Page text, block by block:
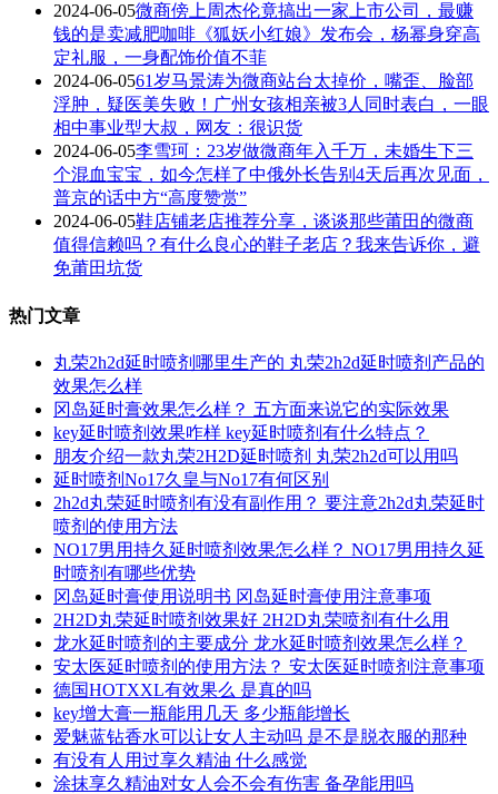
2024-06-05微商傍上周杰伦竟搞出一家上市公司，最赚
钱的是卖减肥咖啡《狐妖小红娘》发布会，杨幂身穿高
定礼服，一身配饰价值不菲
2024-06-0561岁马景涛为微商站台太掉价，嘴歪、脸部
浮肿，疑医美失败！广州女孩相亲被3人同时表白，一眼
相中事业型大叔，网友：很识货
2024-06-05李雪珂：23岁做微商年入千万，未婚生下三
个混血宝宝，如今怎样了中俄外长告别4天后再次见面，
普京的话中方“高度赞赏”
2024-06-05鞋店铺老店推荐分享，谈谈那些莆田的微商
值得信赖吗？有什么良心的鞋子老店？我来告诉你，避
免莆田坑货
热门文章
丸荣2h2d延时喷剂哪里生产的 丸荣2h2d延时喷剂产品的
效果怎么样
冈岛延时膏效果怎么样？ 五方面来说它的实际效果
key延时喷剂效果咋样 key延时喷剂有什么特点？
朋友介绍一款丸荣2H2D延时喷剂 丸荣2h2d可以用吗
延时喷剂No17久皇与No17有何区别
2h2d丸荣延时喷剂有没有副作用？ 要注意2h2d丸荣延时
喷剂的使用方法
NO17男用持久延时喷剂效果怎么样？ NO17男用持久延
时喷剂有哪些优势
冈岛延时膏使用说明书 冈岛延时膏使用注意事项
2H2D丸荣延时喷剂效果好 2H2D丸荣喷剂有什么用
龙水延时喷剂的主要成分 龙水延时喷剂效果怎么样？
安太医延时喷剂的使用方法？ 安太医延时喷剂注意事项
德国HOTXXL有效果么 是真的吗
key增大膏一瓶能用几天 多少瓶能增长
爱魅蓝钻香水可以让女人主动吗 是不是脱衣服的那种
有没有人用过享久精油 什么感觉
涂抹享久精油对女人会不会有伤害 备孕能用吗